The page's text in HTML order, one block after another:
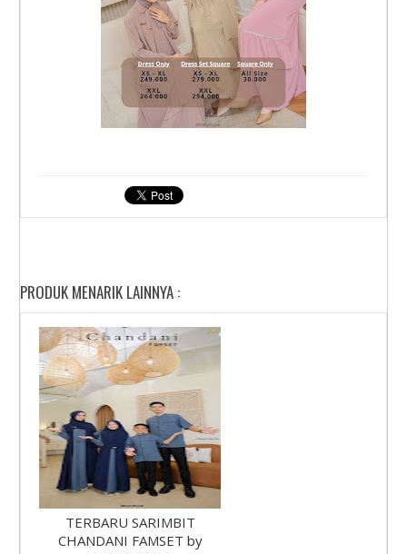
PRODUK MENARIK LAINNYA :
TERBARU SARIMBIT
CHANDANI FAMSET by